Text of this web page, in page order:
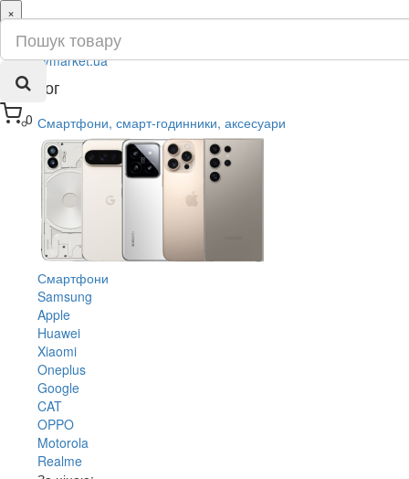
0
×
ru
ua
Каталог
Смартфони, смарт-годинники, аксесуари
Смартфони
Samsung
Apple
Huawei
Xiaomi
Oneplus
Google
CAT
OPPO
Motorola
Realme